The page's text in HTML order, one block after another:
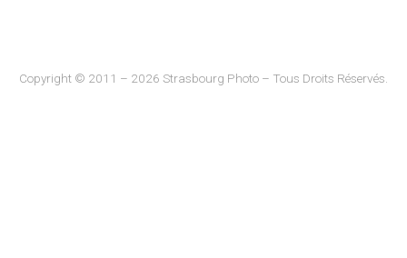
Copyright © 2011 – 2026 Strasbourg Photo – Tous Droits Réservés.